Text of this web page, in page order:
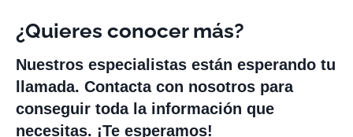
¿Quieres conocer más?
Nuestros especialistas están esperando tu
llamada. Contacta con nosotros para
conseguir toda la información que
necesitas. ¡Te esperamos!